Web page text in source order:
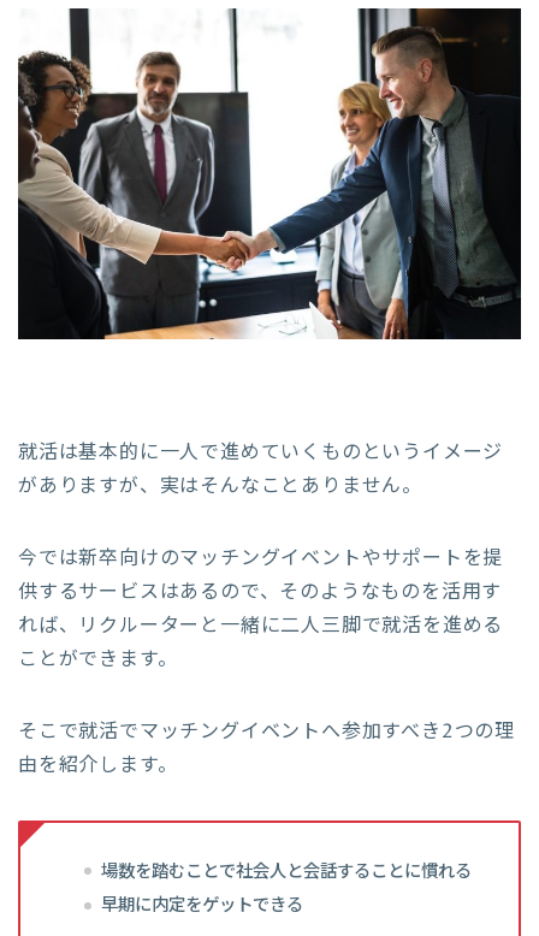
就活は基本的に一人で進めていくものというイメージ
がありますが、実はそんなことありません。
今では新卒向けのマッチングイベントやサポートを提
供するサービスはあるので、そのようなものを活用す
れば、リクルーターと一緒に二人三脚で就活を進める
ことができます。
そこで就活でマッチングイベントへ参加すべき2つの理
由を紹介します。
場数を踏むことで社会人と会話することに慣れる
早期に内定をゲットできる